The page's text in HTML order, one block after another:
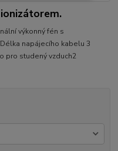
výkonný fén s
napájecího kabelu 3
pro studený vzduch2